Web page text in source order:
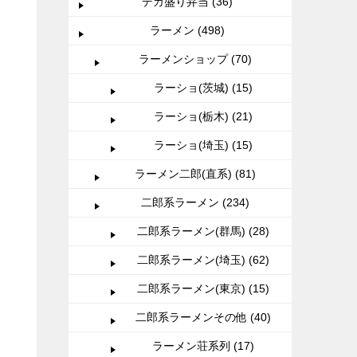
ラーメン (498)
ラーメンショップ (70)
ラーショ(茨城) (15)
ラーショ(栃木) (21)
ラーショ(埼玉) (15)
ラーメン二郎(直系) (81)
二郎系ラーメン (234)
二郎系ラーメン(群馬) (28)
二郎系ラーメン(埼玉) (62)
二郎系ラーメン(東京) (15)
二郎系ラーメンその他 (40)
ラーメン荘系列 (17)